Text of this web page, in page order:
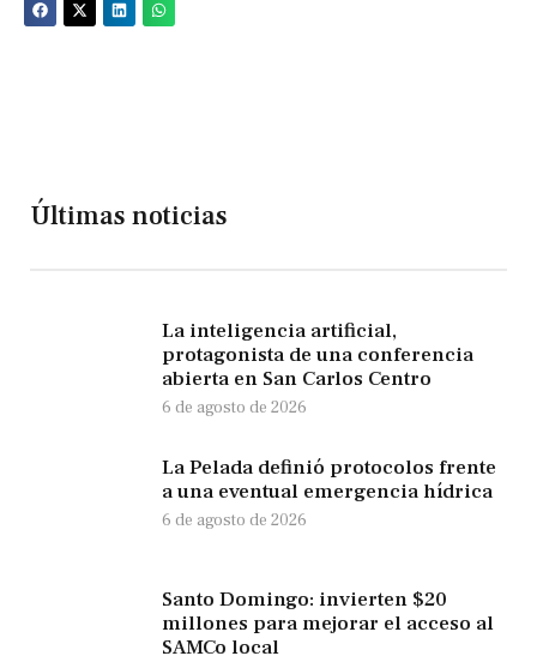
Últimas noticias
La inteligencia artificial,
protagonista de una conferencia
abierta en San Carlos Centro
6 de agosto de 2026
La Pelada definió protocolos frente
a una eventual emergencia hídrica
6 de agosto de 2026
Santo Domingo: invierten $20
millones para mejorar el acceso al
SAMCo local